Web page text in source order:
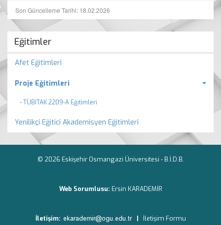
Son Güncelleme Tarihi: 18.02.2026
Eğitimler
Afet Eğitimleri
Proje Eğitimleri
- TÜBİTAK 2209-A Eğitimleri
Yenilikçi Eğitici Akademisyen Eğitimleri
© 2026 Eskişehir Osmangazi Üniversitesi - B.İ.D.B.
Web Sorumlusu: Ersin KARADEMİR
İletişim: | İletişim Formu